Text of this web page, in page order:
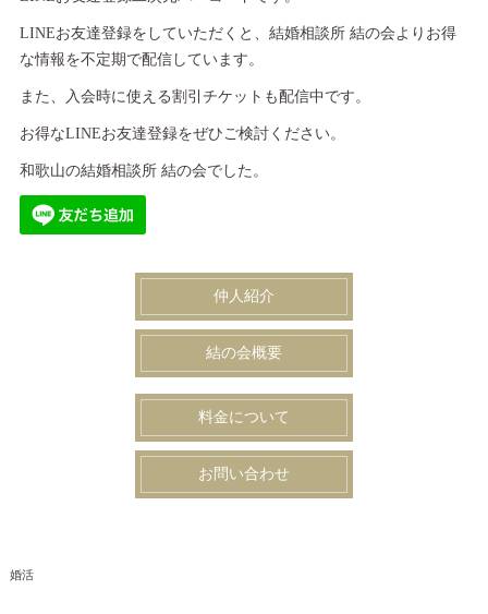
LINEお友達登録をしていただくと、結婚相談所 結の会よりお得
な情報を不定期で配信しています。
また、入会時に使える割引チケットも配信中です。
お得なLINEお友達登録をぜひご検討ください。
和歌山の結婚相談所 結の会でした。
仲人紹介
結の会概要
料金について
お問い合わせ
婚活